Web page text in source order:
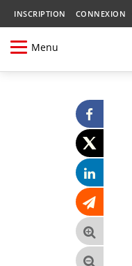
INSCRIPTION CONNEXION
Menu